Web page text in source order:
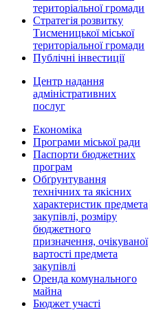
територіальної громади
Стратегія розвитку
Тисменицької міської
територіальної громади
Публічні інвестиції
Центр надання
адміністративних
послуг
Економіка
Програми міської ради
Паспорти бюджетних
програм
Обґрунтування
технічних та якісних
характеристик предмета
закупівлі, розміру
бюджетного
призначення, очікуваної
вартості предмета
закупівлі
Оренда комунального
майна
Бюджет участі